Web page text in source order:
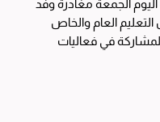
اليوم الجمعة مغادرة وفد
العام والخاص
للمشاركة في فعاليات